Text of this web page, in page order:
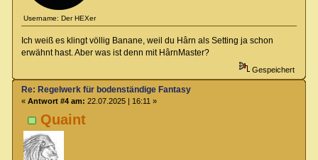
Username: Der HEXer
Ich weiß es klingt völlig Banane, weil du Hârn als Setting ja schon
erwähnt hast. Aber was ist denn mit HârnMaster?
Gespeichert
Quaint
Re: Regelwerk für bodenständige Fantasy
« Antwort #4 am: 22.07.2025 | 16:11 »